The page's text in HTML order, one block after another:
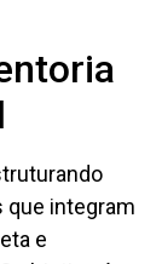
que integram
e